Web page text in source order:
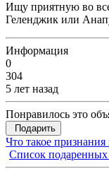
Ищу приятную во
Геленджик или
Информация
0
304
5 лет назад
Понравилось это
Подарить
Что такое
Список